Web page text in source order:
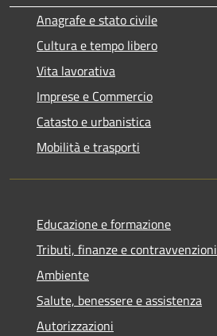
Anagrafe e stato civile
Cultura e tempo libero
Vita lavorativa
Imprese e Commercio
Catasto e urbanistica
Mobilità e trasporti
Educazione e formazione
Tributi, finanze e contravvenzioni
Ambiente
Salute, benessere e assistenza
Autorizzazioni